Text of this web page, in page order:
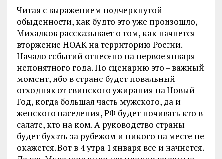
Читая с выражением подчеркнутой
обыденности, как будто это уже произошло,
Михалков рассказывает о том, как начнется
вторжение НОАК на территорию России.
Начало событий отнесено на первое января
непонятного года. По сценарию это – важный
момент, ибо в стране будет повальный
отходняк от свинского ужирания на Новый
Год, когда большая часть мужского, да и
женского населения, РФ будет почивать кто в
салате, кто на ком. А руководство страны
будет бухать за рубежом и никого на месте не
окажется. Вот в 4 утра 1 января все и начнется.